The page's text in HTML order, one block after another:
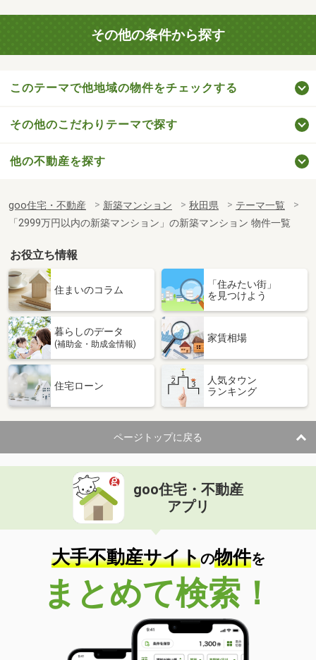
その他の条件から探す
このテーマで他地域の物件をチェックする
その他のこだわりテーマで探す
他の不動産を探す
goo住宅・不動産 新築マンション 秋田県
テーマ一覧
「2999万円以内の新築マンション」の新築マンション 物件一覧
お役立ち情報
住まいのコラム
「住みたい街」
を見つけよう
暮らしのデータ
(補助金・助成金情報)
家賃相場
住宅ローン
人気タウン
ランキング
ページトップに戻る
goo住宅・不動産
アプリ
大手不動産サイトの物件を
まとめて検索！